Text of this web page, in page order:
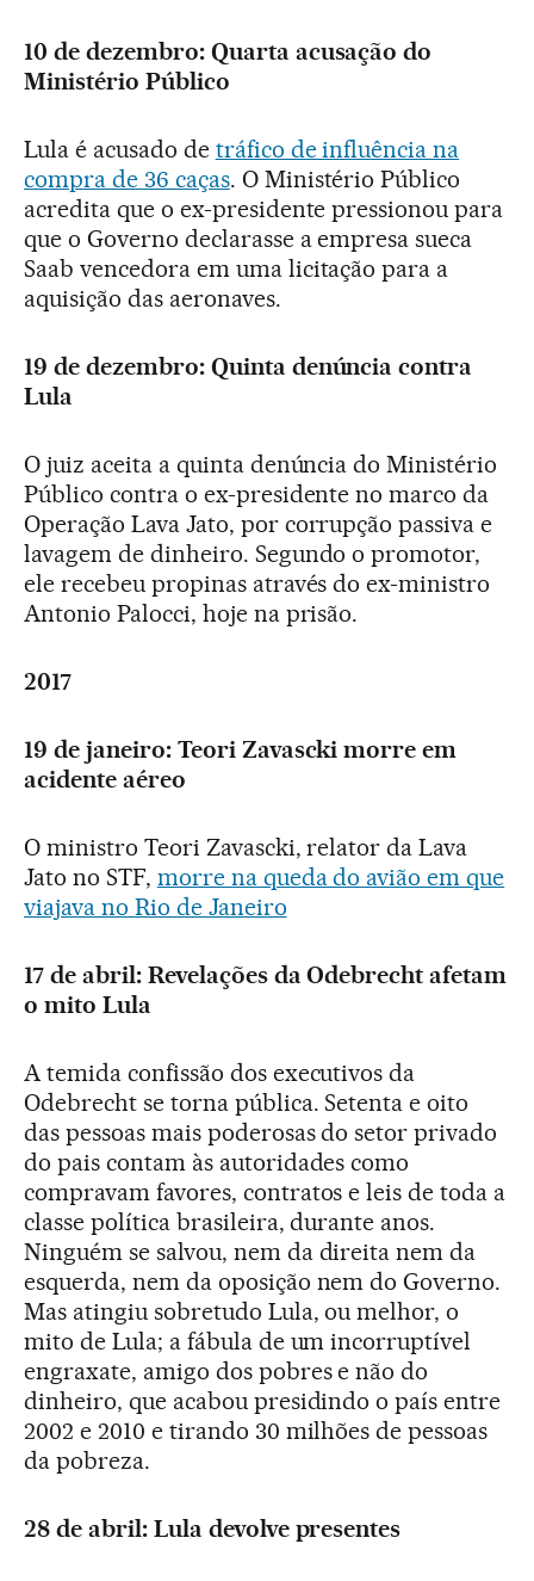
10 de dezembro: Quarta acusação do
Ministério Público
Lula é acusado de tráfico de influência na
compra de 36 caças. O Ministério Público
acredita que o ex-presidente pressionou para
que o Governo declarasse a empresa sueca
Saab vencedora em uma licitação para a
aquisição das aeronaves.
19 de dezembro: Quinta denúncia contra
Lula
O juiz aceita a quinta denúncia do Ministério
Público contra o ex-presidente no marco da
Operação Lava Jato, por corrupção passiva e
lavagem de dinheiro. Segundo o promotor,
ele recebeu propinas através do ex-ministro
Antonio Palocci, hoje na prisão.
2017
19 de janeiro: Teori Zavascki morre em
acidente aéreo
O ministro Teori Zavascki, relator da Lava
Jato no STF, morre na queda do avião em que
viajava no Rio de Janeiro
17 de abril: Revelações da Odebrecht afetam
o mito Lula
A temida confissão dos executivos da
Odebrecht se torna pública. Setenta e oito
das pessoas mais poderosas do setor privado
do pais contam às autoridades como
compravam favores, contratos e leis de toda a
classe política brasileira, durante anos.
Ninguém se salvou, nem da direita nem da
esquerda, nem da oposição nem do Governo.
Mas atingiu sobretudo Lula, ou melhor, o
mito de Lula; a fábula de um incorruptível
engraxate, amigo dos pobres e não do
dinheiro, que acabou presidindo o país entre
2002 e 2010 e tirando 30 milhões de pessoas
da pobreza.
28 de abril: Lula devolve presentes